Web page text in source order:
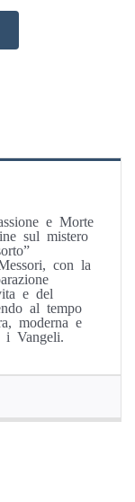
e Morte
sul mistero
con la
e del
al tempo
moderna e
Vangeli.